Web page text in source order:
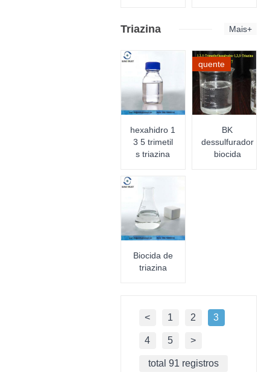
Triazina Mais+
hexahidro 1
3 5 trimetil
s triazina
quente
BK
dessulfurador
biocida
Biocida de
triazina
< 1 2 3
4 5 >
total 91 registros